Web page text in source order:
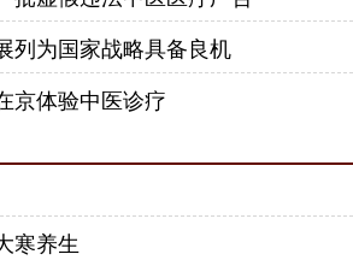
列为国家战略具备良机
京体验中医诊疗
寒养生